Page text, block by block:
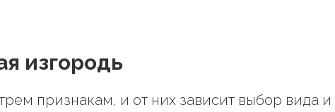
изгородь
признакам, и от них зависит выбор вида и